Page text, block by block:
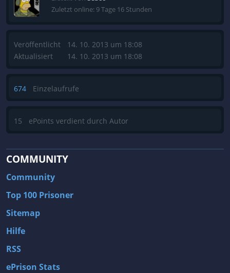
Zuletzt online: 9 Tage 16 Stunden
Veröffentlicht
Aktualisiert
14. 10. 2013 um 18:08
14. 10. 2013 um 18:08
674 Einzelaufrufe
15 ePoints verdient durch Autor
COMMUNITY
Community
Top 100 Prisoner
Sitemap
Hilfe
RSS
ePrison Stats